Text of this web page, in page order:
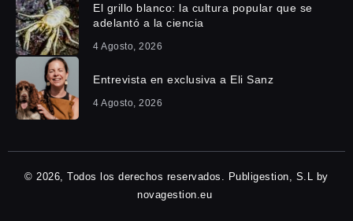
El grillo blanco: la cultura popular que se
adelantó a la ciencia
4 Agosto, 2026
Entrevista en exclusiva a Eli Sanz
4 Agosto, 2026
© 2026, Todos los derechos reservados. Publigestion, S.L by
novagestion.eu